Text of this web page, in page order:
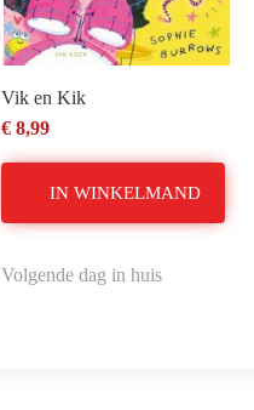
Vik en Kik
€ 8,99
IN WINKELMAND
Volgende dag in huis